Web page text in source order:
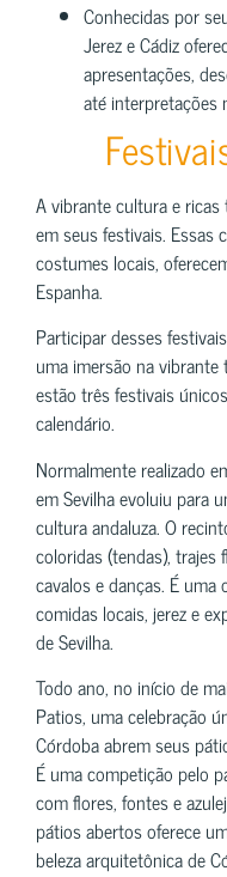
Conhecidas por
Jerez e Cádiz
apresentações,
até interpretações
A vibrante cultura e
em seus festivais. Essas
costumes locais,
Espanha.
Participar desses
uma imersão na
estão três festivais
calendário.
Normalmente realizado
em Sevilha evoluiu para
cultura andaluza. O
coloridas (tendas), trajes
cavalos e danças. É
comidas locais, jerez e
de Sevilha.
Todo ano, no início de
Patios, uma celebração
Córdoba abrem seus
É uma competição pelo
com flores, fontes e
pátios abertos oferece
beleza arquitetônica de